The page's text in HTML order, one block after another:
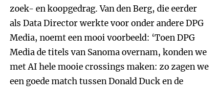
zoek- en koopgedrag. Van den Berg, die eerder
als Data Director werkte voor onder andere DPG
Media, noemt een mooi voorbeeld: ‘Toen DPG
Media de titels van Sanoma overnam, konden we
met AI hele mooie crossings maken: zo zagen we
een goede match tussen Donald Duck en de